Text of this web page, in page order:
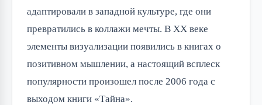
адаптировали в западной культуре, где они
превратились в коллажи мечты. В XX веке
элементы визуализации появились в книгах о
позитивном мышлении, а настоящий всплеск
популярности произошел после 2006 года с
выходом книги «Тайна».